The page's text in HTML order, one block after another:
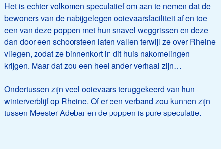
Het is echter volkomen speculatief om aan te nemen dat de
bewoners van de nabijgelegen ooievaarsfaciliteit af en toe
een van deze poppen met hun snavel weggrissen en deze
dan door een schoorsteen laten vallen terwijl ze over Rheine
vliegen, zodat ze binnenkort in dit huis nakomelingen
krijgen. Maar dat zou een heel ander verhaal zijn…
Ondertussen zijn veel ooievaars teruggekeerd van hun
winterverblijf op Rheine. Of er een verband zou kunnen zijn
tussen Meester Adebar en de poppen is pure speculatie.